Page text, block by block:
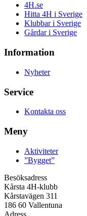
4H.se
Hitta 4H i Sverige
Klubbar i Sverige
Gårdar i Sverige
Information
Nyheter
Service
Kontakta oss
Meny
Aktiviteter
”Bygget”
Besöksadress
Kårsta 4H-klubb
Kårstavägen 311
186 60 Vallentuna
Adress